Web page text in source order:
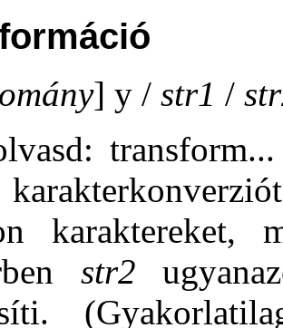
] y / str1 /
karaktereket,
str2